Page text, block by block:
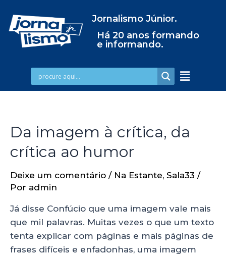
Jornalismo Júnior.
Há 20 anos formando
e informando.
Da imagem à crítica, da
crítica ao humor
Deixe um comentário / Na Estante, Sala33 /
Por admin
Já disse Confúcio que uma imagem vale mais
que mil palavras. Muitas vezes o que um texto
tenta explicar com páginas e mais páginas de
frases difíceis e enfadonhas, uma imagem